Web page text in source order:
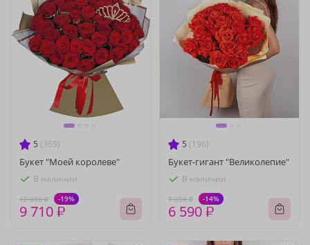
5 (369)
Букет "Моей королеве"
В наличии
12 000 ₽ -19%
9 710 ₽
5 (196)
Букет-гигант "Великолепие"
В наличии
7 650 ₽ -14%
6 590 ₽